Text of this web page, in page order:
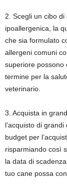
2. Scegli un cibo
ipoallergenica, la
che sia formulato
allergeni comuni
superiore possono
termine per la
veterinario.
3. Acquista in
l’acquisto di
budget per
risparmiando così
la data di
tuo cane possa